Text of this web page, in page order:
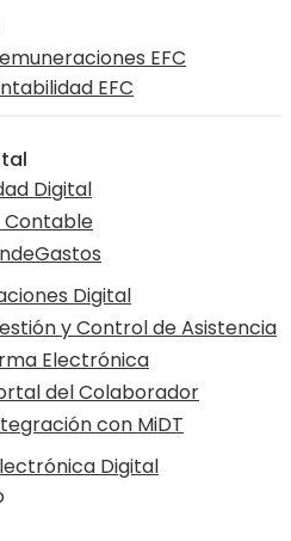
EFC
EFC
Digital
Contable
Digital
y Control de Asistencia
Electrónica
del Colaborador
con MiDT
Digital